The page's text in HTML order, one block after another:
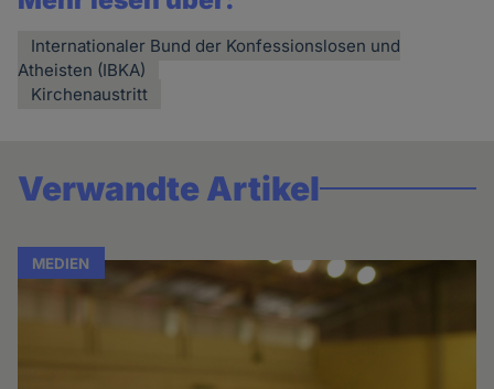
Internationaler Bund der Konfessionslosen und
Atheisten (IBKA)
Kirchenaustritt
Verwandte Artikel
MEDIEN